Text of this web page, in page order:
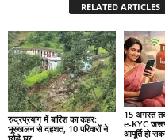
RELATED ARTICLES
रुद्रप्रयाग में बारिश का कहर:
भूस्खलन से दहशत, 10 परिवारों ने
15 अगस्त
e-KYC
आपूर्ति हो